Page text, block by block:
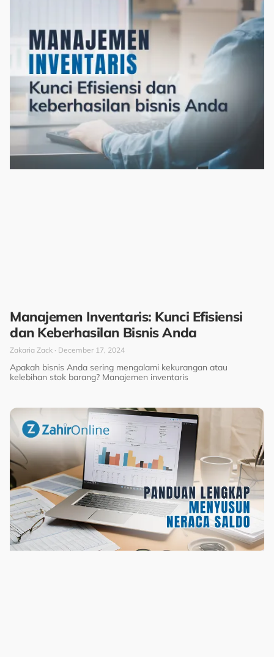
Manajemen Inventaris: Kunci Efisiensi
dan Keberhasilan Bisnis Anda
Zakaria Zack December 17, 2024
Apakah bisnis Anda sering mengalami kekurangan atau
kelebihan stok barang? Manajemen inventaris